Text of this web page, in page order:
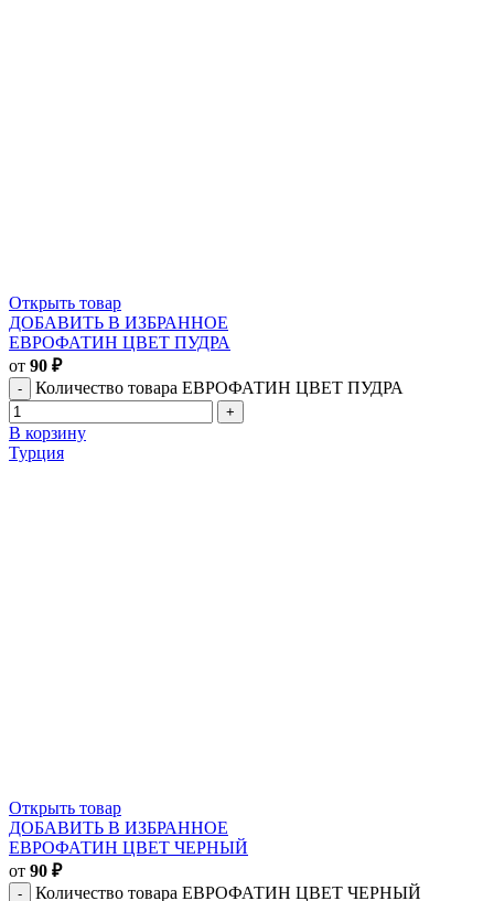
Открыть товар
ДОБАВИТЬ В ИЗБРАННОЕ
ЕВРОФАТИН ЦВЕТ ПУДРА
от 90 ₽
Количество товара ЕВРОФАТИН ЦВЕТ ПУДРА
В корзину
Турция
Открыть товар
ДОБАВИТЬ В ИЗБРАННОЕ
ЕВРОФАТИН ЦВЕТ ЧЕРНЫЙ
от 90 ₽
Количество товара ЕВРОФАТИН ЦВЕТ ЧЕРНЫЙ